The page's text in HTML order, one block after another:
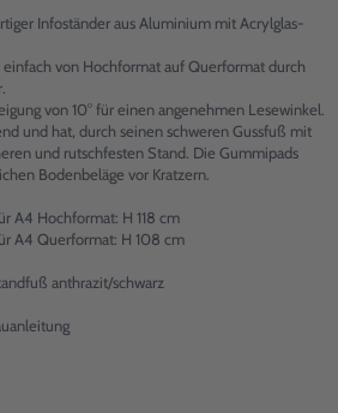
Infoständer aus Aluminium mit Acrylglas-
von Hochformat auf Querformat durch
von 10° für einen angenehmen Lesewinkel.
und hat, durch seinen schweren Gussfuß mit
und rutschfesten Stand. Die Gummipads
Bodenbeläge vor Kratzern.
A4 Hochformat: H 118 cm
A4 Querformat: H 108 cm
anthrazit/schwarz